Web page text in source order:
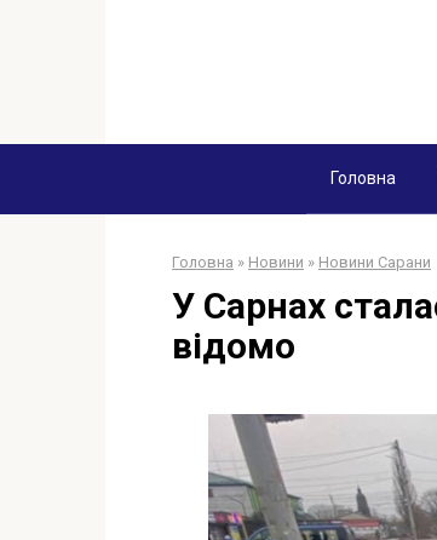
Головна
Головна » Новини » Новини Сарани
У Сарнах
відомо